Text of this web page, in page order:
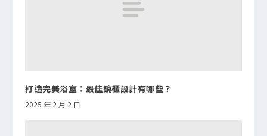
打造完美浴室：最佳鏡櫃設計有哪些？
2025 年 2 月 2 日